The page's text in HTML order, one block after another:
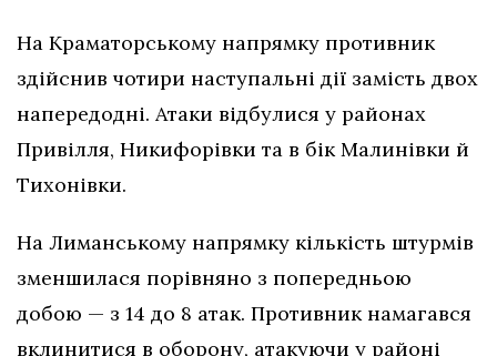
На Краматорському напрямку противник
здійснив чотири наступальні дії замість двох
напередодні. Атаки відбулися у районах
Привілля, Никифорівки та в бік Малинівки й
Тихонівки.
На Лиманському напрямку кількість штурмів
зменшилася порівняно з попередньою
добою — з 14 до 8 атак. Противник намагався
вклинитися в оборону, атакуючи у районі